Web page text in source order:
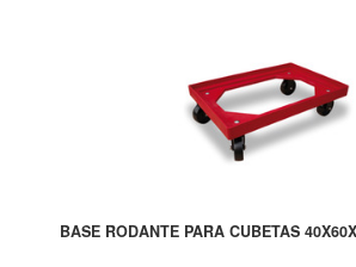
BASE RODANTE PARA CUBETAS